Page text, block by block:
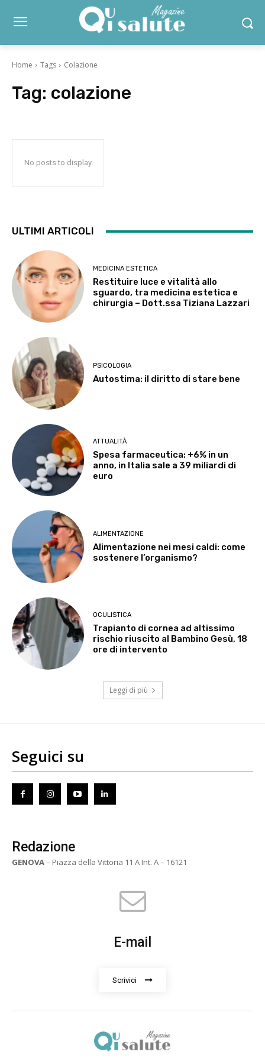
Home Tags Colazione
Tag: colazione
No posts to display
ULTIMI ARTICOLI
MEDICINA ESTETICA
Restituire luce e vitalità allo
sguardo, tra medicina estetica e
chirurgia – Dott.ssa Tiziana Lazzari
PSICOLOGIA
Autostima: il diritto di stare bene
ATTUALITÀ
Spesa farmaceutica: +6% in un
anno, in Italia sale a 39 miliardi di
euro
ALIMENTAZIONE
Alimentazione nei mesi caldi: come
sostenere l’organismo?
OCULISTICA
Trapianto di cornea ad altissimo
rischio riuscito al Bambino Gesù, 18
ore di intervento
Leggi di più
Seguici su
Redazione
GENOVA– Piazza della Vittoria 11 A Int. A – 16121
E-mail
Scrivici